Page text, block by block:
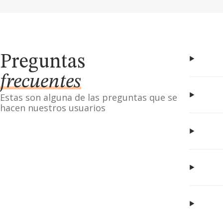
Preguntas
frecuentes
Estas son alguna de las preguntas que se
hacen nuestros usuarios